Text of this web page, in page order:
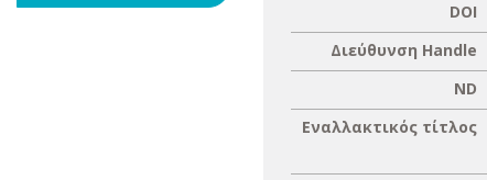
DOI
Διεύθυνση Handle
ND
Εναλλακτικός τίτλος